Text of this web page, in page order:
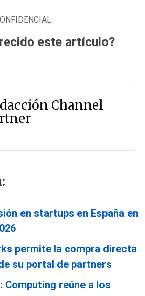
este artículo?
Channel
en startups en España en
permite la compra directa
su portal de partners
Computing reúne a los